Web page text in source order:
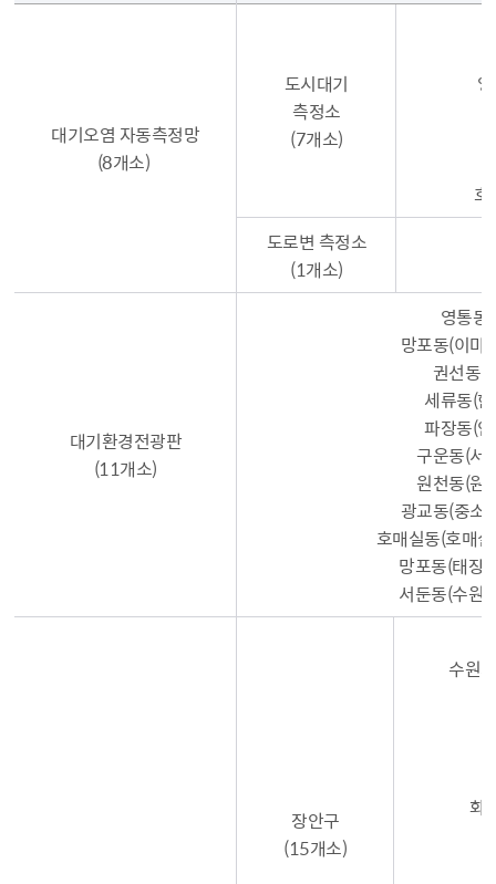
대기오염 자동측정망
(8개소)
도시대기
측정소
(7개소)
호
도로변 측정소
(1개소)
대기환경전광판
(11개소)
영통동
망포동(이마
권선동(
세류동(
파장동(
구운동(서
원천동(원
광교동(중소
호매실동(호매
망포동(태장
서둔동(수원
장안구
(15개소)
수원
화